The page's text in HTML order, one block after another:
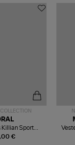
€
Killian Sport